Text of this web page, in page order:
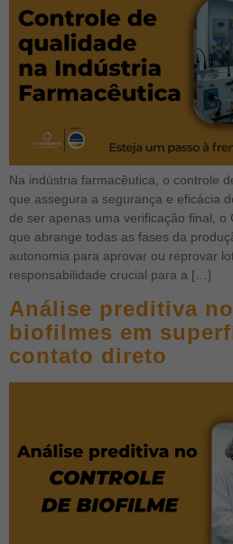
Na indústria farmacêutica, o controle
que assegura a segurança e eficácia
de ser apenas uma verificação final, o
que abrange todas as fases da
autonomia para aprovar ou reprovar
responsabilidade crucial para a […]
Análise preditiva
biofilmes em
contato direto